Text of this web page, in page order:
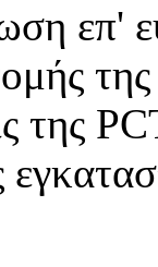
επ'
της